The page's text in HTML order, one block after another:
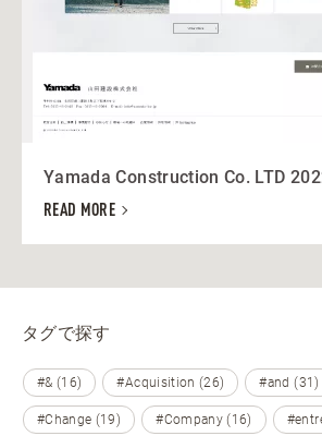
Yamada Construction Co. LTD
READ MORE
タグで探す
#& (16) #Acquisition (26) #and (31)
#Change (19) #Company (16)